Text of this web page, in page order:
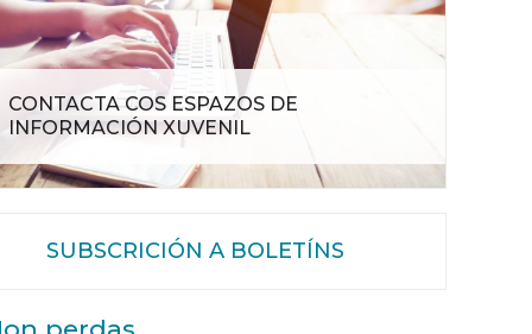
CONTACTA COS ESPAZOS DE
INFORMACIÓN XUVENIL
SUBSCRICIÓN A BOLETÍNS